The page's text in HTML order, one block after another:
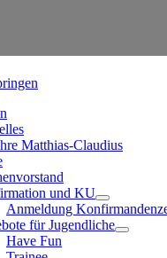
Matthias-Claudius
und KU
Anmeldung
für Jugendliche
Have Fun